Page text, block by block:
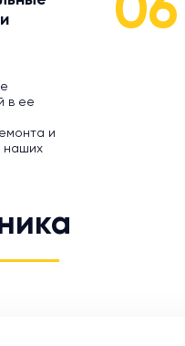
в ее
и
наших
06